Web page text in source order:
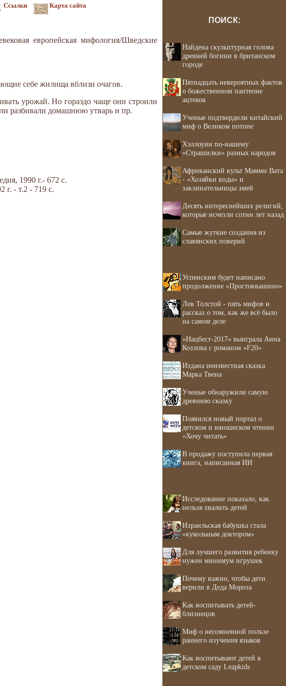
Ссылки Карта сайта
европейская мифология/Шведские
себе жилища вблизи очагов.
урожай. Но гораздо чаще они строили
разбивали домашнюю утварь и пр.
1990 г.- 672 с.
- т.2 - 719 с.
ПОИСК:
Найдена скульптурная голова
древней богини в британском
городе
Пятнадцать невероятных фактов
о божественном пантеоне
ацтеков
Ученые подтвердили китайский
миф о Великом потопе
Хэллоуин по-нашему
«Страшилки» разных народов
Африканский культ Мамми Вата
- «Хозяйки воды» и
заклинательницы змей
Десять интереснейших религий,
которые исчезли сотни лет назад
Самые жуткие создания из
славянских поверий
Успенским будет написано
продолжение «Простоквашино»
Лев Толстой - пять мифов и
рассказ о том, как же всё было
на самом деле
«Нацбест-2017» выиграла Анна
Козлова с романом «F20»
Издана неизвестная сказка
Марка Твена
Ученые обнаружили самую
древнюю сказку
Появился новый портал о
детском и юношеском чтении
«Хочу читать»
В продажу поступила первая
книга, написанная ИИ
Исследование показало, как
нельзя хвалить детей
Израильская бабушка стала
«кукольным доктором»
Для лучшего развития ребенку
нужен минимум игрушек
Почему важно, чтобы дети
верили в Деда Мороза
Как воспитывать детей-
близнецов
Миф о несомненной пользе
раннего изучения языков
Как воспитывают детей в
детском саду Leapkids